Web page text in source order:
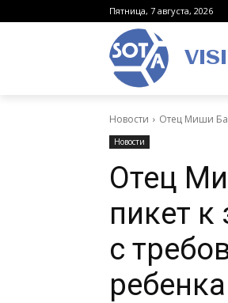
Пятница, 7 августа, 2026
Новости Отец Миши
Новости
Отец
пикет
с